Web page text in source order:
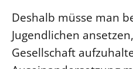
Deshalb müsse man
Jugendlichen
Gesellschaft